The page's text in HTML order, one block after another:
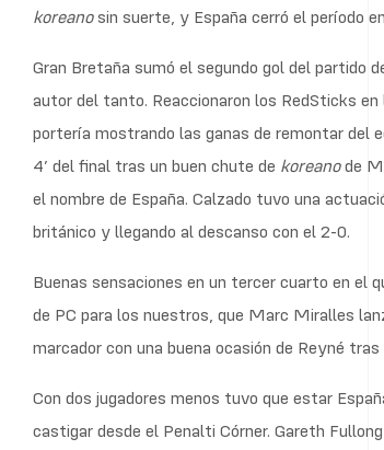
koreanosin suerte, y España cerró el período
Gran Bretaña sumó el segundo gol del partido
autor del tanto. Reaccionaron los RedSticks
portería mostrando las ganas de remontar del
4’ del final tras un buen chute de koreanode
el nombre de España. Calzado tuvo una
británico y llegando al descanso con el 2-0.
Buenas sensaciones en un tercer cuarto en el
de PC para los nuestros, que Marc Miralles
marcador con una buena ocasión de Reyné
Con dos jugadores menos tuvo que estar
castigar desde el Penalti Córner. Gareth